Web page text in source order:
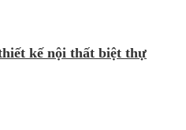
kế nội thất biệt thự